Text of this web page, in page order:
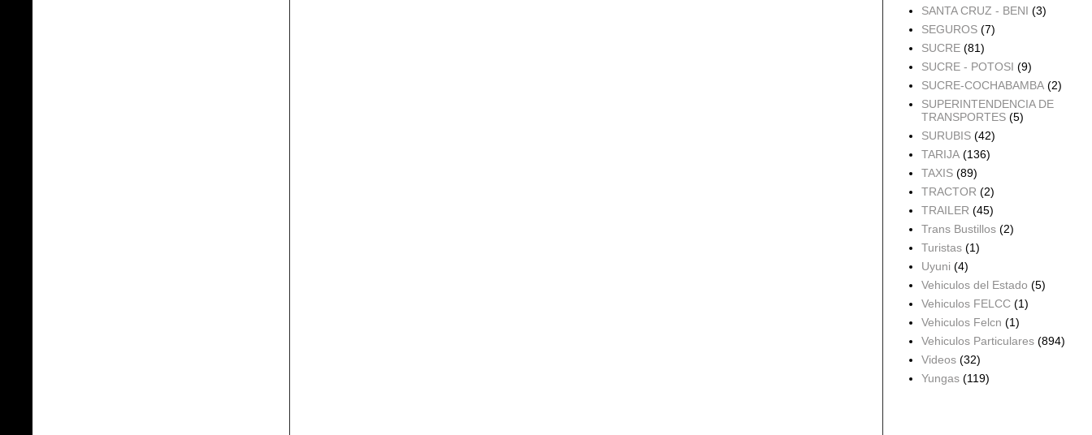
SANTA CRUZ - BENI (3)
SEGUROS (7)
SUCRE (81)
SUCRE - POTOSI (9)
SUCRE-COCHABAMBA (2)
SUPERINTENDENCIA DE
TRANSPORTES (5)
SURUBIS (42)
TARIJA (136)
TAXIS (89)
TRACTOR (2)
TRAILER (45)
Trans Bustillos (2)
Turistas (1)
Uyuni (4)
Vehiculos del Estado (5)
Vehiculos FELCC (1)
Vehiculos Felcn (1)
Vehiculos Particulares (894)
Videos (32)
Yungas (119)